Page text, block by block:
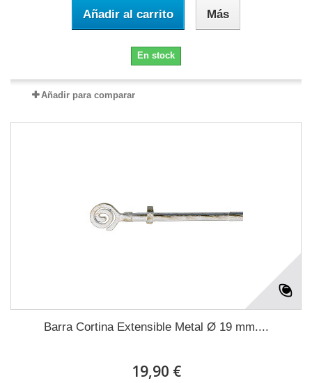
Añadir al carrito Más
En stock
Añadir para comparar
Barra Cortina Extensible Metal Ø 19 mm....
19,90 €